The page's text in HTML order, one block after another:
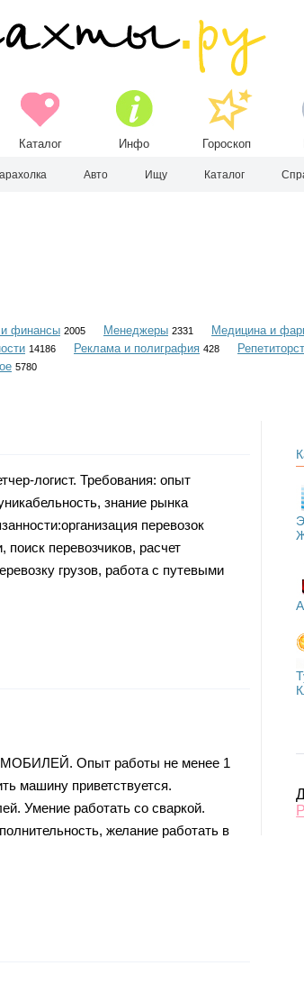
Каталог Инфо Гороскоп
Авто Ищу Каталог
и финансы 2005 Менеджеры 2331 Медицина и
14186 Реклама и полиграфия 428
5780
логист. Требования: опыт
знание рынка
перевозок
поиск перевозчиков, расчет
грузов, работа с путевыми
Опыт работы не менее 1
машину приветствуется.
Умение работать со сваркой.
желание работать в